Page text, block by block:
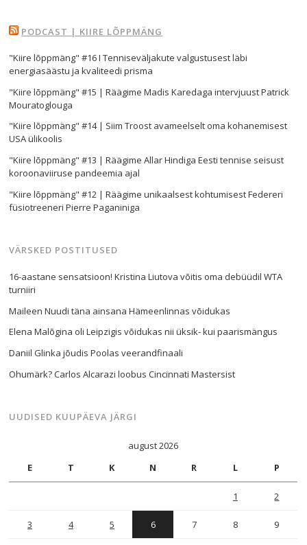
PODCAST | KIIRE LÕPPMÄNG
"Kiire lõppmäng" #16 I Tenniseväljakute valgustusest läbi
energiasäästu ja kvaliteedi prisma
"Kiire lõppmäng" #15 | Räägime Madis Karedaga intervjuust Patrick
Mouratoglouga
"Kiire lõppmäng" #14 | Siim Troost avameelselt oma kohanemisest
USA ülikoolis
"Kiire lõppmäng" #13 | Räägime Allar Hindiga Eesti tennise seisust
koroonaviiruse pandeemia ajal
"Kiire lõppmäng" #12 | Räägime unikaalsest kohtumisest Federeri
füsiotreeneri Pierre Paganiniga
VÄRSKED POSTITUSED
16-aastane sensatsioon! Kristina Liutova võitis oma debüüdil WTA
turniiri
Maileen Nuudi täna ainsana Hämeenlinnas võidukas
Elena Malõgina oli Leipzigis võidukas nii üksik- kui paarismängus
Daniil Glinka jõudis Poolas veerandfinaali
Ohumärk? Carlos Alcarazi loobus Cincinnati Mastersist
UUDISED KUUPÄEVA JÄRGI
august 2026
E
T K N R L P
1 2
3 4 5 6 7 8 9
Navigeerimine